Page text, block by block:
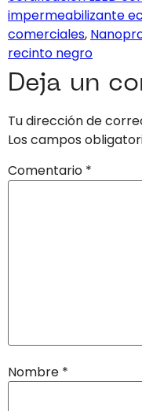
impermeabilizante
comerciales,
recinto negro
Deja un
Tu dirección de
Los campos
Comentario *
Nombre *